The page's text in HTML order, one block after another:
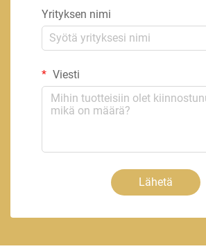
Yrityksen nimi
Viesti
Lähetä